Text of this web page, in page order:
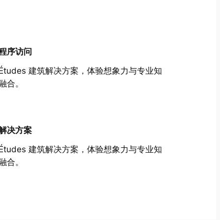
序访问
建筑解决方案，体验想象力与专业知
合。
决方案
建筑解决方案，体验想象力与专业知
合。